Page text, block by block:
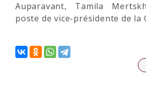
Auparavant, Tamila
poste de vice-présidente de la